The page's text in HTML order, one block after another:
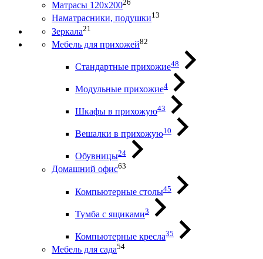
Матрасы 120х20026
Наматрасники, подушки13
Зеркала21
Мебель для прихожей82
Стандартные прихожие48
Модульные прихожие4
Шкафы в прихожую43
Вешалки в прихожую10
Обувницы24
Домашний офис63
Компьютерные столы45
Тумба с ящиками3
Компьютерные кресла35
Мебель для сада54